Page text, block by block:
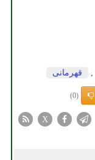
قهرمانی
(0)
X